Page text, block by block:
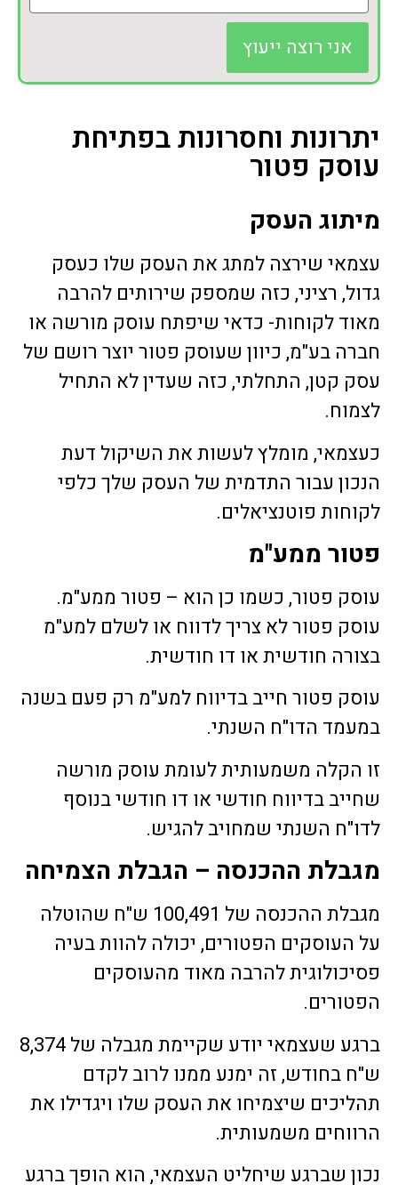
אני רוצה ייעוץ
יתרונות וחסרונות בפתיחת
עוסק פטור
מיתוג העסק
עצמאי שירצה למתג את העסק שלו כעסק
גדול, רציני, כזה שמספק שירותים להרבה
מאוד לקוחות- כדאי שיפתח עוסק מורשה או
חברה בע"מ, כיוון שעוסק פטור יוצר רושם של
עסק קטן, התחלתי, כזה שעדין לא התחיל
לצמוח.
כעצמאי, מומלץ לעשות את השיקול דעת
הנכון עבור התדמית של העסק שלך כלפי
לקוחות פוטנציאלים.
פטור ממע"מ
עוסק פטור, כשמו כן הוא – פטור ממע"מ.
עוסק פטור לא צריך לדווח או לשלם למע"מ
בצורה חודשית או דו חודשית.
עוסק פטור חייב בדיווח למע"מ רק פעם בשנה
במעמד הדו"ח השנתי.
זו הקלה משמעותית לעומת עוסק מורשה
שחייב בדיווח חודשי או דו חודשי בנוסף
לדו"ח השנתי שמחויב להגיש.
מגבלת ההכנסה – הגבלת הצמיחה
מגבלת ההכנסה של 100,491 ש"ח שהוטלה
על העוסקים הפטורים, יכולה להוות בעיה
פסיכולוגית להרבה מאוד מהעוסקים
הפטורים.
ברגע שעצמאי יודע שקיימת מגבלה של 8,374
ש"ח בחודש, זה ימנע ממנו לרוב לקדם
תהליכים שיצמיחו את העסק שלו ויגדילו את
הרווחים משמעותית.
נכון שברגע שיחליט העצמאי, הוא הופך ברגע